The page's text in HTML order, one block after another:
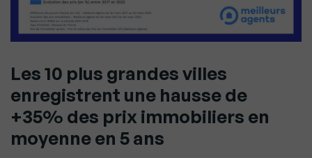
Les 10 plus grandes villes
enregistrent une hausse de
+35% des prix immobiliers en
moyenne en 5 ans